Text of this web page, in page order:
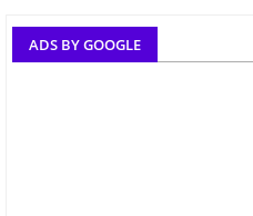
ADS BY GOOGLE